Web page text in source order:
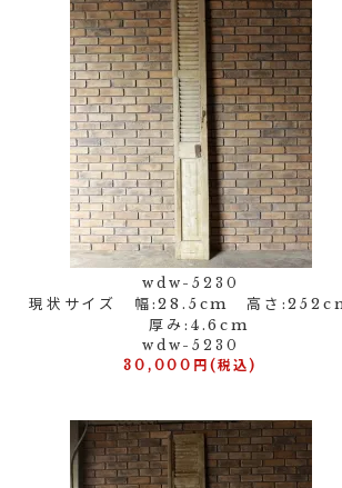
wdw-5230
現状サイズ 幅:28.5cm 高さ
厚み:4.6cm
wdw-5230
30,000円(税込)